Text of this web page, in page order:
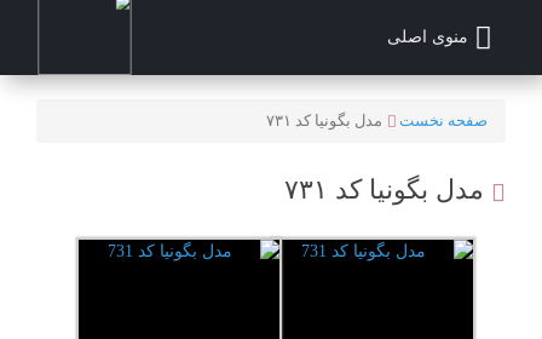
منوی اصلی
صفحه نخست مدل بگونیا کد ۷۳۱
مدل بگونیا کد ۷۳۱